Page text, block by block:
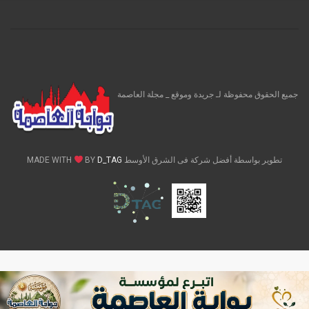
جميع الحقوق محفوظة لـ جريدة وموقع _ مجلة العاصمة
تطوير بواسطة أفضل شركة فى الشرق الأوسط MADE WITH BY D_TAG